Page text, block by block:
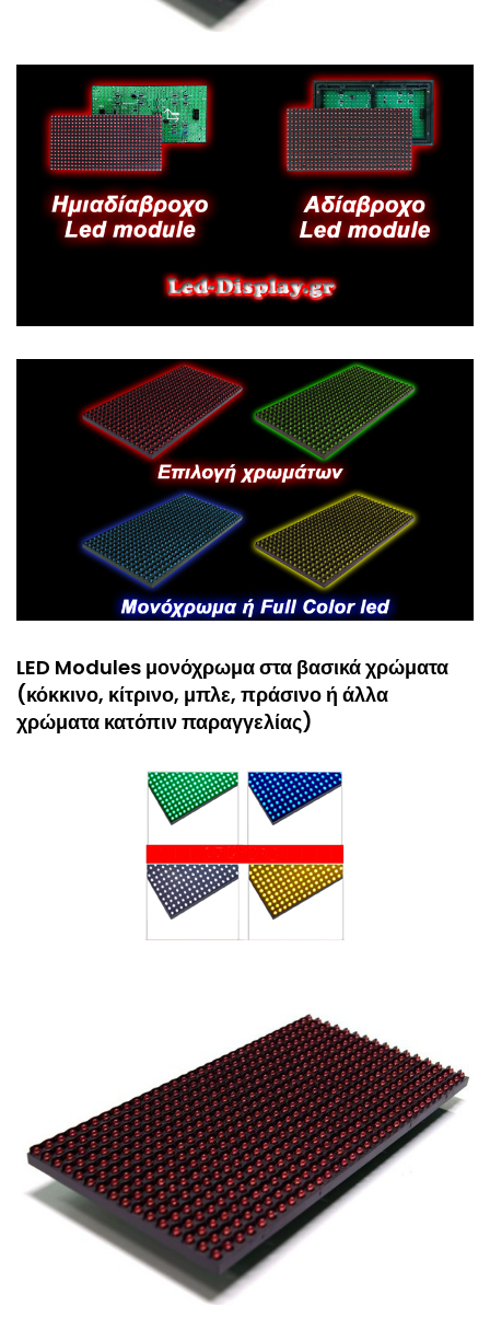
LED Modules μονόχρωμα στα βασικά χρώματα
(κόκκινο, κίτρινο, μπλε, πράσινο ή άλλα
χρώματα κατόπιν παραγγελίας)